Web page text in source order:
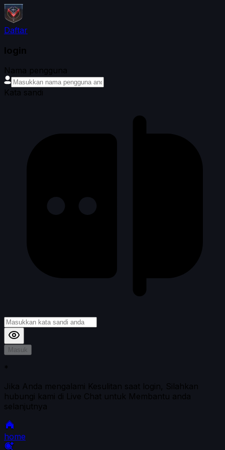
Daftar
login
Nama pengguna
Kata sandi
Masuk
*
Jika Anda mengalami Kesulitan saat login, Silahkan
hubungi kami di Live Chat untuk Membantu anda
selanjutnya
home